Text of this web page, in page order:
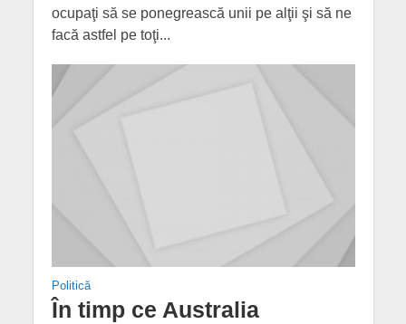
ocupaţi să se ponegrească unii pe alţii şi să ne
facă astfel pe toţi...
Politică
În timp ce Australia